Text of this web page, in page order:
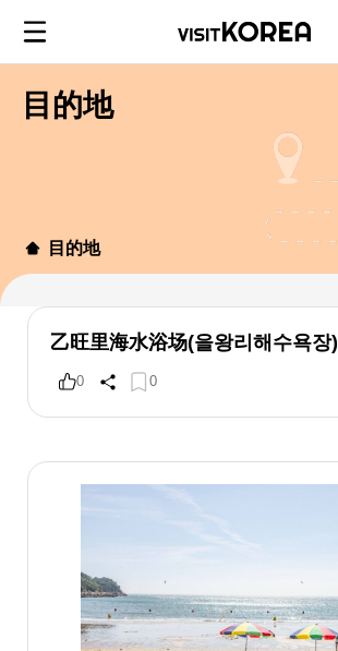
目的地
目的地
乙旺里海水浴场(을왕리해수욕장)
0 0